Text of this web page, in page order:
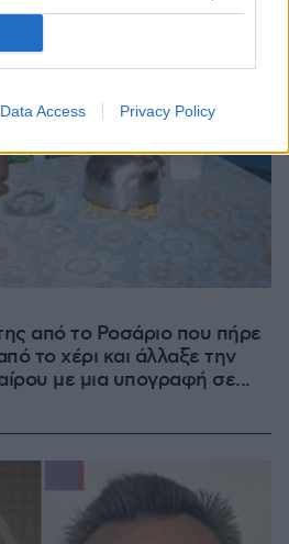
Data Access Privacy Policy
από το Ροσάριο που πήρε
το χέρι και άλλαξε την
με μια υπογραφή σε...